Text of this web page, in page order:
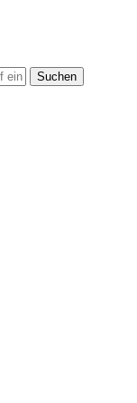
Suchen